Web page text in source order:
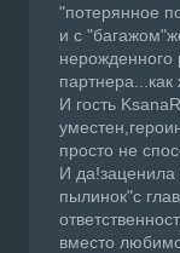
"потерянное
и с
нерожденного
партнера...как
И гость
просто не
И да!заценила
пылинок"с
вместо